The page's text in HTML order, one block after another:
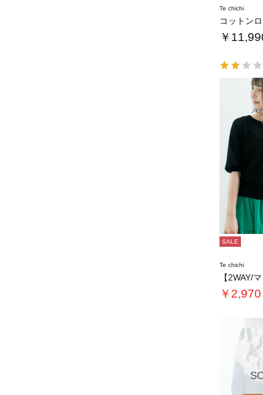
Te chichi
￥
SALE
Te chichi
￥2,970